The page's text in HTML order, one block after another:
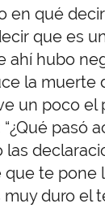
en qué
que es
ahí hubo
la muerte
un poco el
pasó
que te pone
duro el